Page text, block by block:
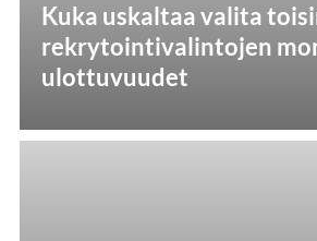
Kuka uskaltaa valita
rekrytointivalintojen
ulottuvuudet